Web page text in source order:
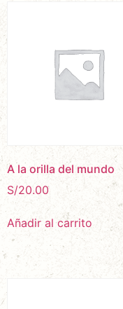
A la orilla del mundo
S/20.00
Añadir al carrito